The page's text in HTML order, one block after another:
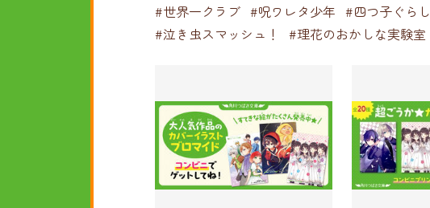
#世界一クラブ #呪ワレタ少年 #四つ子ぐらし
#泣き虫スマッシュ！
#理花のおかしな実験室